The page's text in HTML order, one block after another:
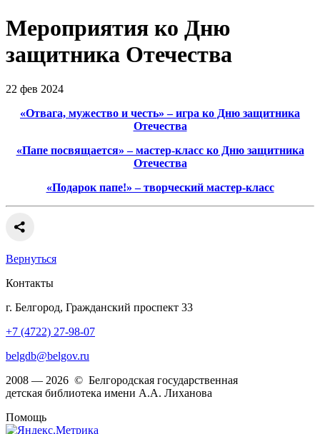
Мероприятия ко Дню
защитника Отечества
22 фев 2024
«Отвага, мужество и честь» – игра ко Дню защитника
Отечества
«Папе посвящается» – мастер-класс ко Дню защитника
Отечества
«Подарок папе!» – творческий мастер-класс
Вернуться
Контакты
г. Белгород, Гражданский проспект 33
+7 (4722) 27-98-07
belgdb@belgov.ru
2008 — 2026 © Белгородская государственная
детская библиотека имени А.А. Лиханова
Помощь